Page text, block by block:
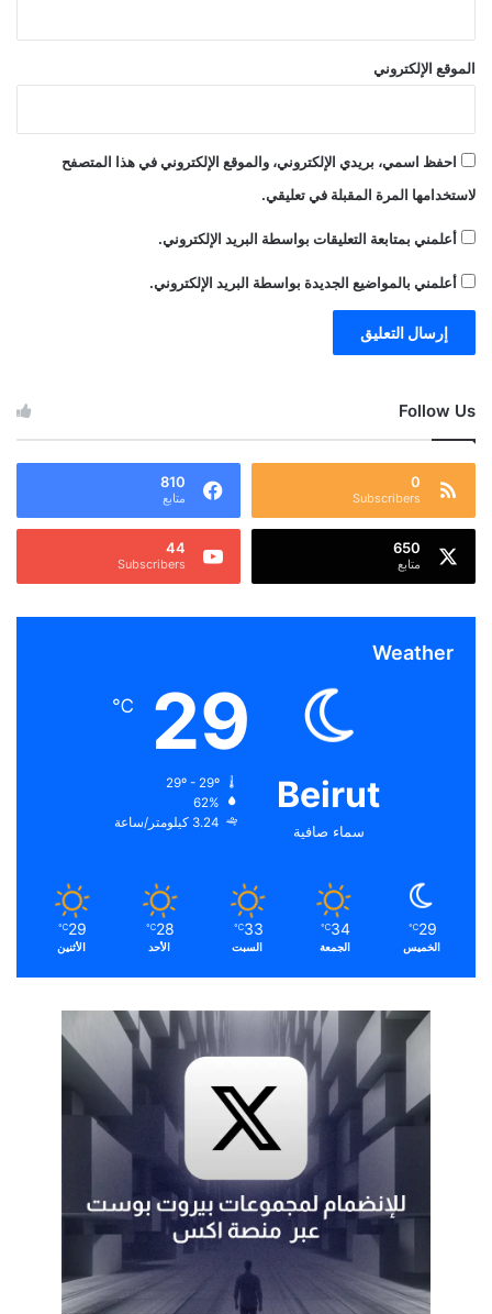
الموقع الإلكتروني
احفظ اسمي، بريدي الإلكتروني، والموقع الإلكتروني في هذا المتصفح
لاستخدامها المرة المقبلة في تعليقي.
أعلمني بمتابعة التعليقات بواسطة البريد الإلكتروني.
أعلمني بالمواضيع الجديدة بواسطة البريد الإلكتروني.
Follow Us
0
Subscribers
810
متابع
650
متابع
44
Subscribers
Weather
Beirut
سماء صافية
29
℃
62%
3.24 كيلومتر/ساعة
29
℃
الخميس
34
℃
الجمعة
33
℃
السبت
28
℃
الأحد
29
℃
الأثنين